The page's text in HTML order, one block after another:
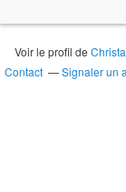
Voir le profil de
Contact
Signaler un